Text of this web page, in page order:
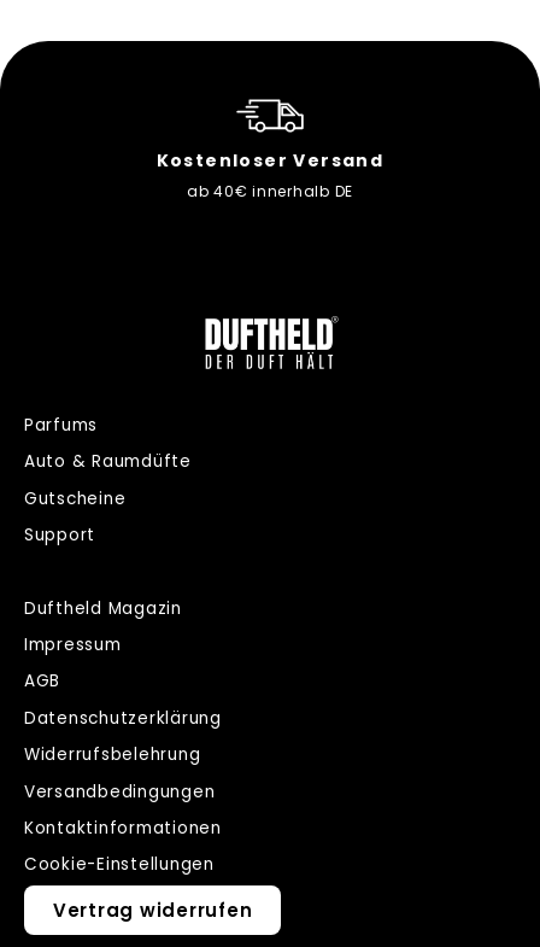
Kostenloser Versand
ab 40€ innerhalb DE
Parfums
Auto & Raumdüfte
Gutscheine
Support
Duftheld Magazin
Impressum
AGB
Datenschutzerklärung
Widerrufsbelehrung
Versandbedingungen
Kontaktinformationen
Cookie-Einstellungen
Vertrag widerrufen